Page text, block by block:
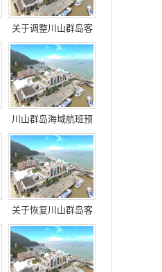
关于调整川山群岛客
运航班的通知
川山群岛海域航班预
警
关于恢复川山群岛客
运服务的通知